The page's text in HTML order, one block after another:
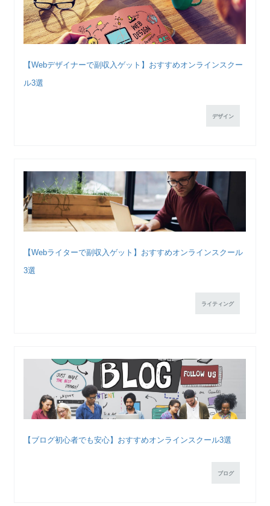
【Webデザイナーで副収入ゲット】おすすめオンラインスクー
ル3選
デザイン
【Webライターで副収入ゲット】おすすめオンラインスクール
3選
ライティング
【ブログ初心者でも安心】おすすめオンラインスクール3選
ブログ